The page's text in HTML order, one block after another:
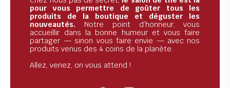
pour vous permettre de goûter tous les
produits de la boutique et déguster les
nouveautés. Notre point d’honneur, vous
accueillir dans la bonne humeur et vous faire
partager — sinon vous faire envie — avec nos
produits venus des 4 coins de la planète.
Allez, venez, on vous attend !